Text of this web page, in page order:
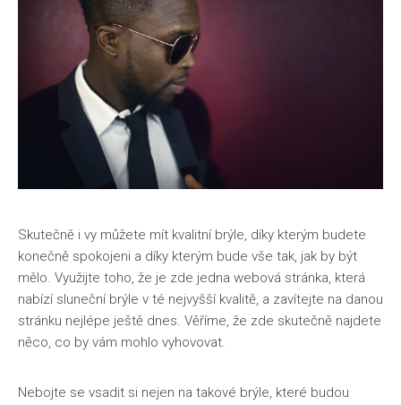
Skutečně i vy můžete mít kvalitní brýle, díky kterým budete
konečně spokojeni a díky kterým bude vše tak, jak by být
mělo. Využijte toho, že je zde jedna webová stránka, která
nabízí sluneční brýle v té nejvyšší kvalitě, a zavítejte na danou
stránku nejlépe ještě dnes. Věříme, že zde skutečně najdete
něco, co by vám mohlo vyhovovat.
Nebojte se vsadit si nejen na takové brýle, které budou